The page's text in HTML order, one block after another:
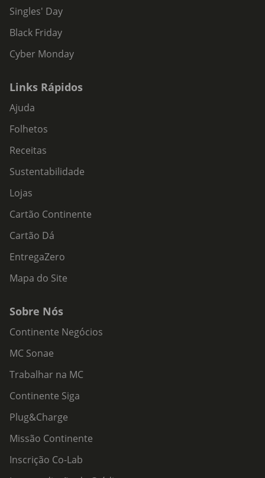
Singles' Day
Black Friday
Cyber Monday
Links Rápidos
Ajuda
Folhetos
Receitas
Sustentabilidade
Lojas
Cartão Continente
Cartão Dá
EntregaZero
Mapa do Site
Sobre Nós
Continente Negócios
MC Sonae
Trabalhar na MC
Continente Siga
Plug&Charge
Missão Continente
Inscrição Co-Lab